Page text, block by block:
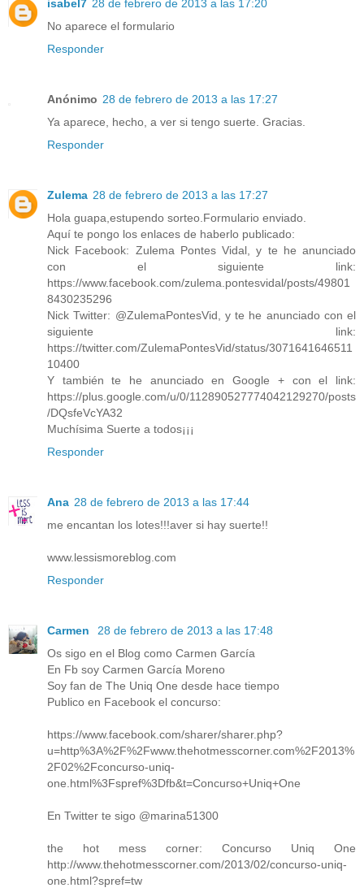
isabel7 28 de febrero de 2013 a las 17:20
No aparece el formulario
Responder
Anónimo 28 de febrero de 2013 a las 17:27
Ya aparece, hecho, a ver si tengo suerte. Gracias.
Responder
Zulema 28 de febrero de 2013 a las 17:27
Hola guapa,estupendo sorteo.Formulario enviado.
Aquí te pongo los enlaces de haberlo publicado:
Nick Facebook: Zulema Pontes Vidal, y te he anunciado
con el siguiente link:
https://www.facebook.com/zulema.pontesvidal/posts/49801
8430235296
Nick Twitter: @ZulemaPontesVid, y te he anunciado con el
siguiente link:
https://twitter.com/ZulemaPontesVid/status/3071641646511
10400
Y también te he anunciado en Google + con el link:
https://plus.google.com/u/0/112890527774042129270/posts
/DQsfeVcYA32
Muchísima Suerte a todos¡¡¡
Responder
Ana 28 de febrero de 2013 a las 17:44
me encantan los lotes!!!aver si hay suerte!!
www.lessismoreblog.com
Responder
Carmen
28 de febrero de 2013 a las 17:48
Os sigo en el Blog como Carmen García
En Fb soy Carmen García Moreno
Soy fan de The Uniq One desde hace tiempo
Publico en Facebook el concurso:
https://www.facebook.com/sharer/sharer.php?
u=http%3A%2F%2Fwww.thehotmesscorner.com%2F2013%
2F02%2Fconcurso-uniq-
one.html%3Fspref%3Dfb&t=Concurso+Uniq+One
En Twitter te sigo @marina51300
the hot mess corner: Concurso Uniq One
http://www.thehotmesscorner.com/2013/02/concurso-uniq-
one.html?spref=tw